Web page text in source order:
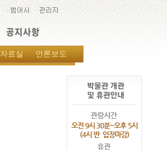
공지사항
자료실 언론보도